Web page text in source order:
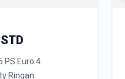
PS Euro 4
Ringan